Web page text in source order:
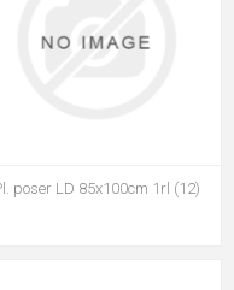
poser LD 85x100cm 1rl (12)